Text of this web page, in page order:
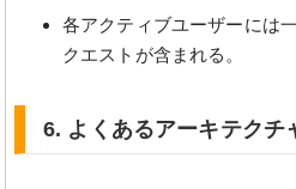
各アクティブユーザーには
クエストが含まれる。
6. よくあるアーキテクチ